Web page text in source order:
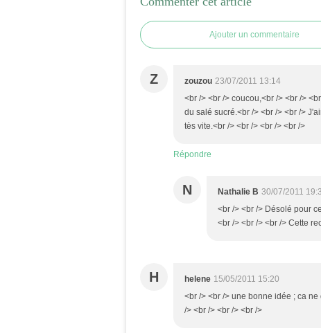
Ajouter un commentaire
Z zouzou 23/07/2011 13:14
<br /> <br /> coucou,<br /> <br />
du salé sucré.<br /> <br /> <br />
tès vite.<br /> <br /> <br /> <br />
Répondre
N Nathalie B 30/07/2011
<br /> <br /> Désolé pour
<br /> <br /> <br /> Cette
H helene 15/05/2011 15:20
<br /> <br /> une bonne idée ; ca
/> <br /> <br /> <br />